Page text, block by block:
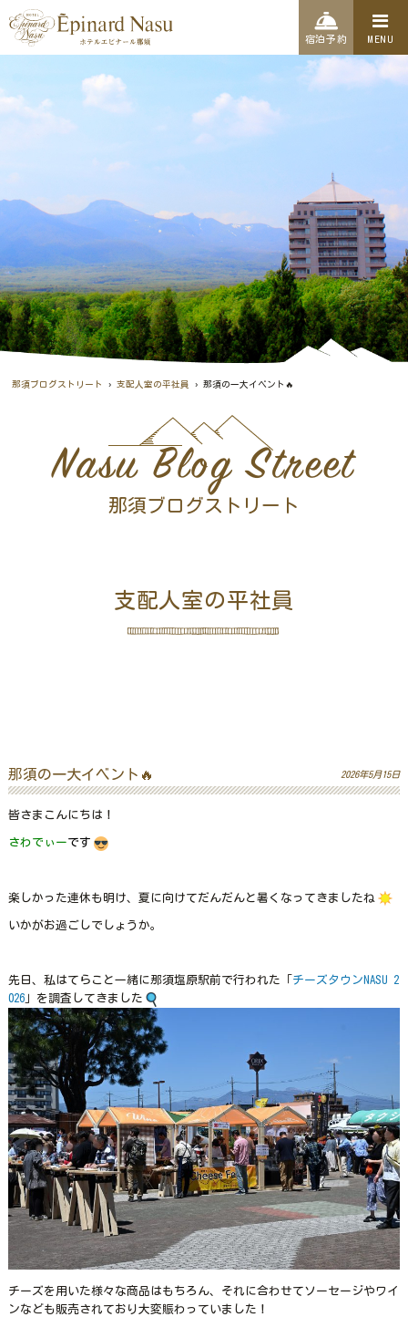
MENU
宿泊予約
那須ブログストリート › 支配人室の平社員 › 那須の一大イベント🔥
Nasu Blog Street
那須ブログストリート
支配人室の平社員
那須の一大イベント🔥 2026年5月15日
皆さまこんにちは！
さわでぃーです
楽しかった連休も明け、夏に向けてだんだんと暑くなってきましたね
いかがお過ごしでしょうか。
先日、私はてらこと一緒に那須塩原駅前で行われた「 チーズタウンNASU 2
026」を調査してきました
チーズを用いた様々な商品はもちろん、それに合わせてソーセージやワイ
ンなども販売されており大変賑わっていました！